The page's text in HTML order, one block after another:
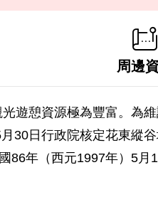
周邊
遊憩資源極為豐富。為
30日行政院核定花東縱
86年（西元1997年）5月